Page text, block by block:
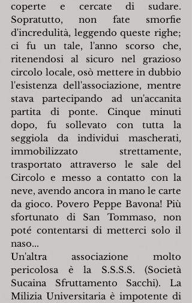
coperte e cercate di sudare.
Sopratutto, non fate smorfie
d'incredulità, leggendo queste righe;
ci fu un tale, l'anno scorso che,
ritenendosi al sicuro nel grazioso
circolo locale, osò mettere in dubbio
l'esistenza dell'associazione, mentre
stava partecipando ad un'accanita
partita di ponte. Cinque minuti
dopo, fu sollevato con tutta la
seggiola da individui mascherati,
immobilizzato strettamente,
trasportato attraverso le sale del
Circolo e messo a contatto con la
neve, avendo ancora in mano le carte
da gioco. Povero Peppe Bavona! Più
sfortunato di San Tommaso, non
poté contentarsi di metterci solo il
naso...
Un'altra associazione molto
pericolosa è la S.S.S.S. (Società
Sucaina Sfruttamento Sacchi). La
Milizia Universitaria è impotente di